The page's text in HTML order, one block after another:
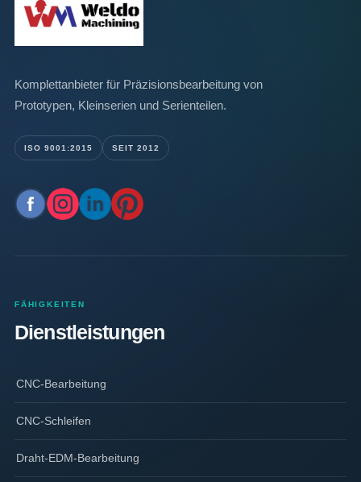
Komplettanbieter für Präzisionsbearbeitung von
Prototypen, Kleinserien und Serienteilen.
ISO 9001:2015 SEIT 2012
FÄHIGKEITEN
Dienstleistungen
CNC-Bearbeitung
CNC-Schleifen
Draht-EDM-Bearbeitung